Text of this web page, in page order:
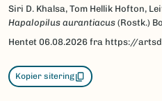
Siri D. Khalsa, Tom Hellik Hofton,
Hapalopilus aurantiacus (Rostk.)
Hentet 06.08.2026 fra https://
Kopier sitering